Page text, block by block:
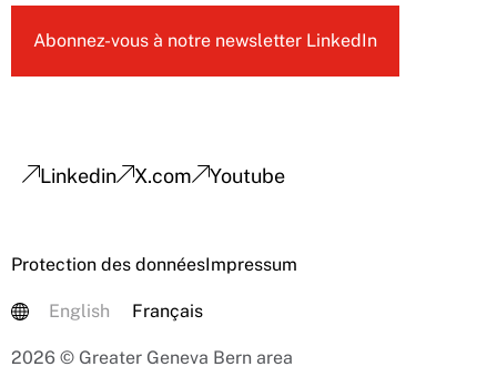
Abonnez-vous à notre newsletter LinkedIn
Linkedin X.com Youtube
Protection des donnéesImpressum
English Français
2026 © Greater Geneva Bern area